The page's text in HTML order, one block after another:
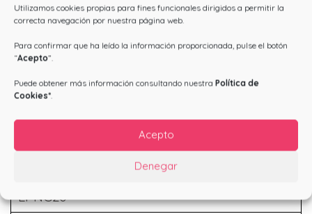
Utilizamos cookies propias para fines funcionales dirigidos a permitir la
correcta navegación por nuestra página web.
Para confirmar que ha leído la información proporcionada, pulse el botón
“Acepto”.
Puede obtener más información consultando nuestra Política de
Cookies*.
Acepto
Denegar
LPNG20